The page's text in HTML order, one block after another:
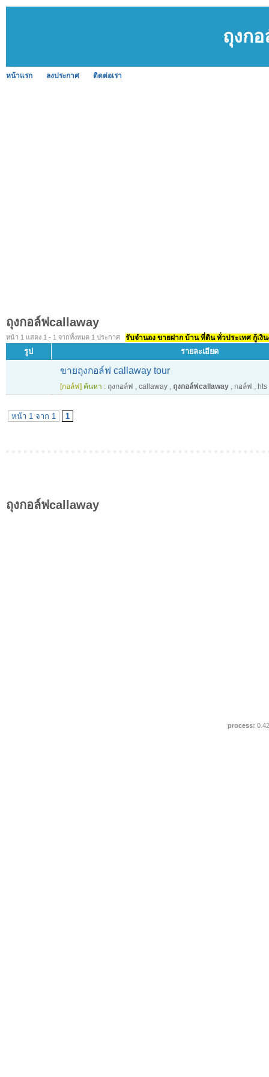
ถุงก
หน้าแรก ลงประกาศ ติดต่อเรา
ถุงกอล์ฟcallaway
หน้า 1 แสดง 1 - 1 จากทั้งหมด 1 ประกาศ รับจำนอง ขายฝาก บ้าน ที่ดิน ทั่วประเทศ กู้เงิ
รูป รายละเอียด
ขายถุงกอล์ฟ callaway tour
[กอล์ฟ] ค้นหา : ถุงกอล์ฟ , callaway , ถุงกอล์ฟcallaway , กอล์ฟ , hts
หน้า 1 จาก 1 1
ถุงกอล์ฟcallaway
process: